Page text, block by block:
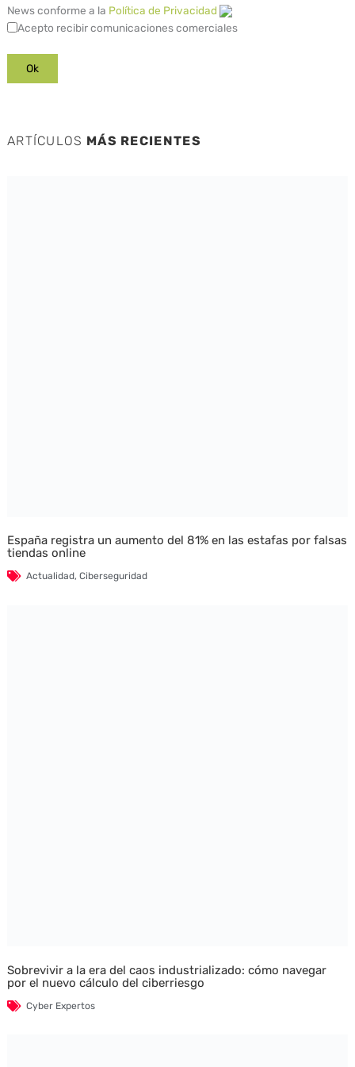
News conforme a la Política de Privacidad
Acepto recibir comunicaciones comerciales
ARTÍCULOS MÁS RECIENTES
España registra un aumento del 81% en las estafas por falsas
tiendas online
Actualidad, Ciberseguridad
Sobrevivir a la era del caos industrializado: cómo navegar
por el nuevo cálculo del ciberriesgo
Cyber Expertos